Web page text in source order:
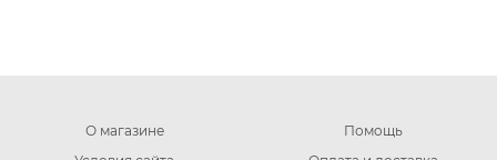
О магазине
Помощь